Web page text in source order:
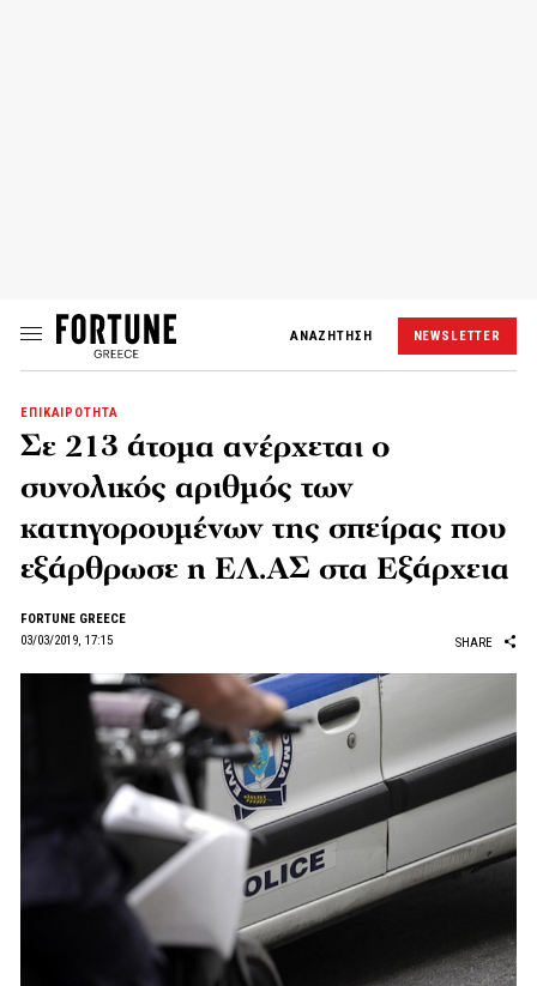
ΑΝΑΖΗΤΗΣΗ NEWSLETTER
ΕΠΙΚΑΙΡΟΤΗΤΑ
Σε 213 άτομα ανέρχεται ο
συνολικός αριθμός των
κατηγορουμένων της σπείρας που
εξάρθρωσε η ΕΛ.ΑΣ στα Εξάρχεια
FORTUNE GREECE
03/03/2019, 17:15
SHARE